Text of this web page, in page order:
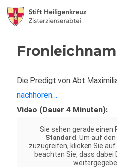
Die Predigt von Abt
nachhören…
Video (Dauer 4 Minuten):
Sie sehen gerade
Standard . Um auf
zuzugreifen, klicken Sie
beachten Sie, dass